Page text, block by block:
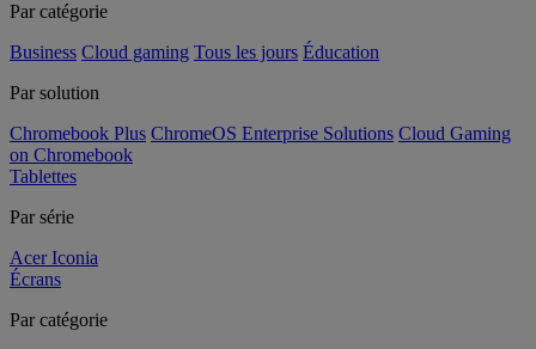
Par catégorie
Business Cloud gaming Tous les jours Éducation
Par solution
Chromebook Plus ChromeOS Enterprise Solutions Cloud Gaming
on Chromebook
Tablettes
Par série
Acer Iconia
Écrans
Par catégorie